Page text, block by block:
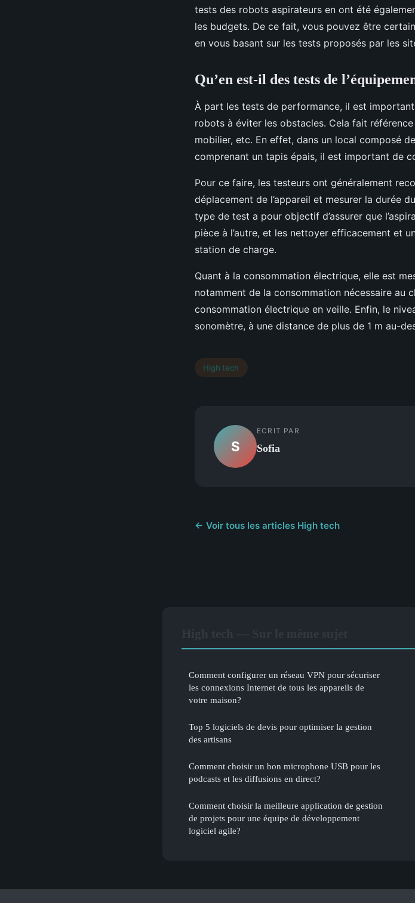
tests des robots aspirateurs en ont été
les budgets. De ce fait, vous pouvez être
en vous basant sur les tests proposés par les
Qu’en est-il des tests de
À part les tests de performance, il est important
robots à éviter les obstacles. Cela fait
mobilier, etc. En effet, dans un local composé
comprenant un tapis épais, il est important de
Pour ce faire, les testeurs ont généralement
déplacement de l’appareil et mesurer la durée
type de test a pour objectif d’assurer que
pièce à l’autre, et les nettoyer efficacement et
station de charge.
Quant à la consommation électrique, elle est
notamment de la consommation nécessaire au
consommation électrique en veille. Enfin, le
sonomètre, à une distance de plus de 1 m au-
High tech
S
ECRIT PAR
Sofia
← Voir tous les articles High tech
Comment configurer un réseau VPN pour sécuriser
les connexions Internet de tous les appareils de
votre maison?
Top 5 logiciels de devis pour optimiser la gestion
des artisans
Comment choisir un bon microphone USB pour les
podcasts et les diffusions en direct?
Comment choisir la meilleure application de gestion
de projets pour une équipe de développement
logiciel agile?